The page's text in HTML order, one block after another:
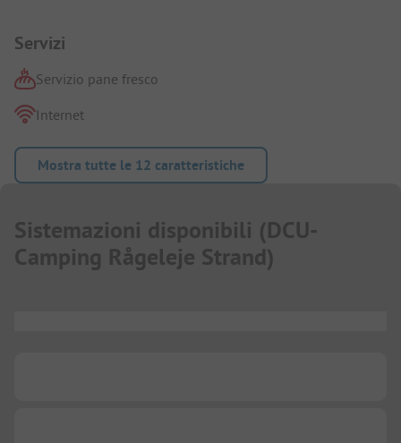
Servizi
Servizio pane fresco
Internet
Mostra tutte le 12 caratteristiche
Sistemazioni disponibili (DCU-
Camping Rågeleje Strand)